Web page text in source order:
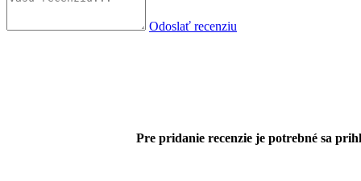
Odoslať recenziu
Pre pridanie recenzie je potrebné sa